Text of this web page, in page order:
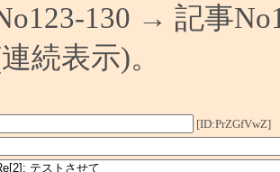
130 → 記事
続表示)。
[ID:PrZGfVwZ]